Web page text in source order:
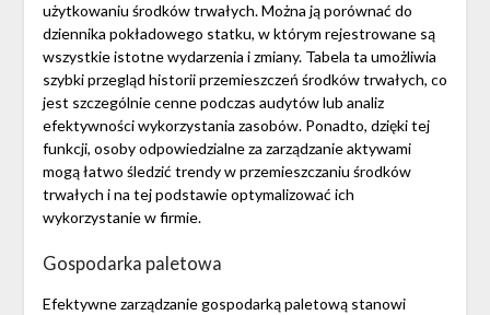
użytkowaniu środków trwałych. Można ją porównać do
dziennika pokładowego statku, w którym rejestrowane są
wszystkie istotne wydarzenia i zmiany. Tabela ta umożliwia
szybki przegląd historii przemieszczeń środków trwałych, co
jest szczególnie cenne podczas audytów lub analiz
efektywności wykorzystania zasobów. Ponadto, dzięki tej
funkcji, osoby odpowiedzialne za zarządzanie aktywami
mogą łatwo śledzić trendy w przemieszczaniu środków
trwałych i na tej podstawie optymalizować ich
wykorzystanie w firmie.
Gospodarka paletowa
Efektywne zarządzanie gospodarką paletową stanowi